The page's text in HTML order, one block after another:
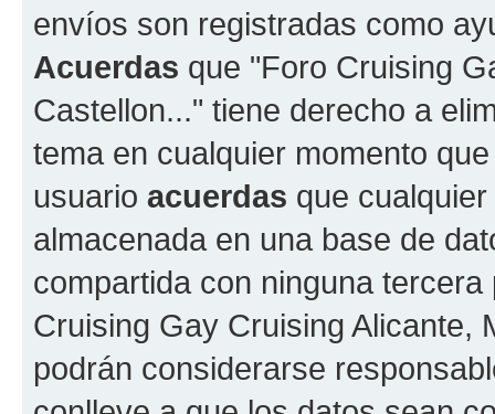
envíos son registradas como
Acuerdas que "Foro Cruising
Castellon..." tiene derecho a
tema en cualquier momento
usuario acuerdas que
almacenada en una base de
compartida con ninguna
Cruising Gay Cruising Alicante,
podrán considerarse